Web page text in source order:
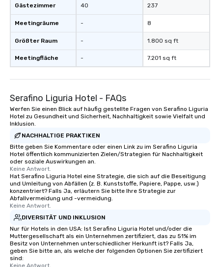
Gästezimmer
Meetingräume
Größter Raum
Meetingfläche
40
-
-
-
237
8
1.800 sq ft
7.201 sq ft
Serafino Liguria Hotel - FAQs
Werfen Sie einen Blick auf häufig gestellte Fragen von Serafino Liguria
Hotel zu Gesundheit und Sicherheit, Nachhaltigkeit sowie Vielfalt und
Inklusion.
NACHHALTIGE PRAKTIKEN
Bitte geben Sie Kommentare oder einen Link zu im Serafino Liguria
Hotel öffentlich kommunizierten Zielen/Strategien für Nachhaltigkeit
oder soziale Auswirkungen an.
Keine Antwort.
Hat Serafino Liguria Hotel eine Strategie, die sich auf die Beseitigung
und Umleitung von Abfällen (z. B. Kunststoffe, Papiere, Pappe, usw.)
konzentriert? Falls Ja, erläutern Sie bitte Ihre Strategie zur
Abfallvermeidung und -vermeidung.
Keine Antwort.
DIVERSITÄT UND INKLUSION
Nur für Hotels in den USA: Ist Serafino Liguria Hotel und/oder die
Muttergesellschaft als ein Unternehmen zertifiziert, das zu 51% im
Besitz von Unternehmen unterschiedlicher Herkunft ist? Falls Ja,
geben Sie bitte an, als welche der folgenden Optionen Sie zertifiziert
sind: